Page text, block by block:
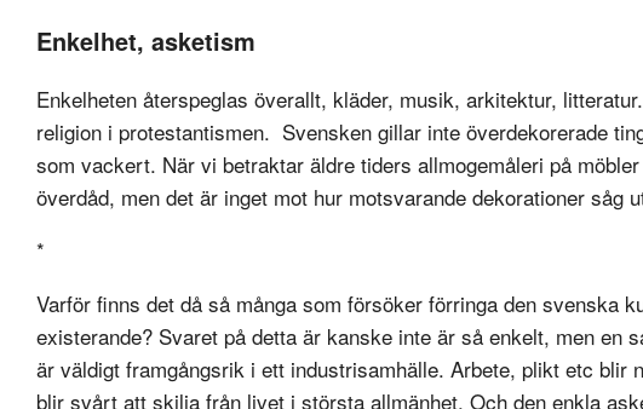
Enkelhet, asketism
Enkelheten återspeglas överallt, kläder, musik, arkitektur,
religion i protestantismen. Svensken gillar inte överdekorerade
som vackert. När vi betraktar äldre tiders allmogemåleri på
överdåd, men det är inget mot hur motsvarande dekorationer såg
*
Varför finns det då så många som försöker förringa den svenska
existerande? Svaret på detta är kanske inte är så enkelt, men en
är väldigt framgångsrik i ett industrisamhälle. Arbete, plikt etc blir
blir svårt att skilja från livet i största allmänhet. Och den enkla